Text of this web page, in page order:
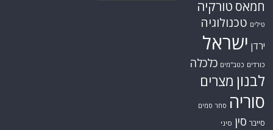
חמאס טורקיה
טילים טכנולוגיה
ירדן ישראל
כורדים כטב"מים כלכלה
לבנון מצרים
סוריה סחר סמים
סייבר סין סיני